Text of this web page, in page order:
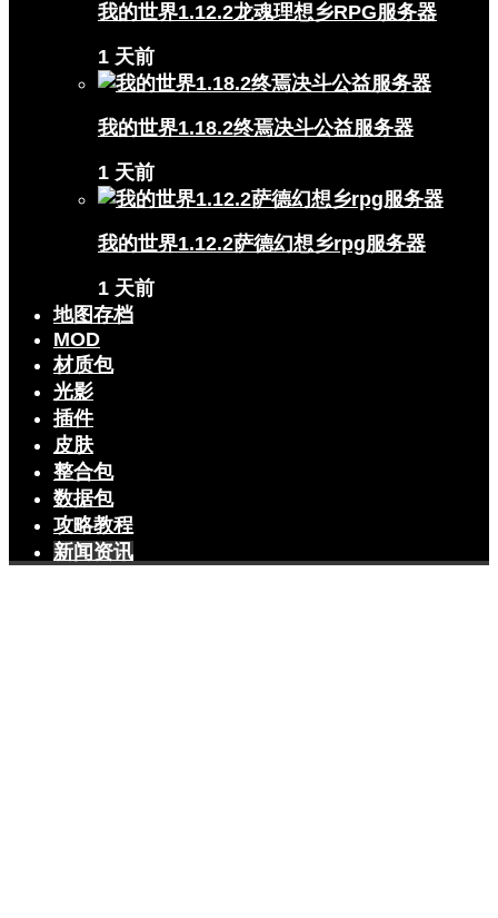
我的世界1.12.2龙魂理想乡RPG服务器
1 天前
我的世界1.18.2终焉决斗公益服务器
1 天前
我的世界1.12.2萨德幻想乡rpg服务器
1 天前
地图存档
MOD
材质包
光影
插件
皮肤
整合包
数据包
攻略教程
新闻资讯